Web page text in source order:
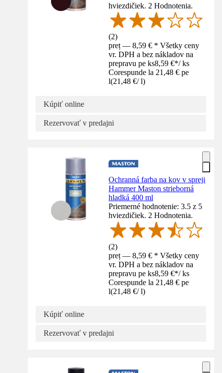
hviezdičiek. 2 Hodnotenia.
(2)
preț — 8,59 € * Všetky ceny
vr. DPH a bez nákladov na
prepravu pe ks8,59 €*/ ks
Corespunde la 21,48 € pe
l(21,48 €/ l)
Kúpiť online
Rezervovať v predajni
Ochranná farba na kov v spreji
Hammer Maston strieborná
hladká 400 ml
Priemerné hodnotenie: 3.5 z 5
hviezdičiek. 2 Hodnotenia.
(2)
preț — 8,59 € * Všetky ceny
vr. DPH a bez nákladov na
prepravu pe ks8,59 €*/ ks
Corespunde la 21,48 € pe
l(21,48 €/ l)
Kúpiť online
Rezervovať v predajni